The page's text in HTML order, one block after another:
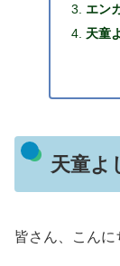
エン
天童
天童よ
皆さん、こんに